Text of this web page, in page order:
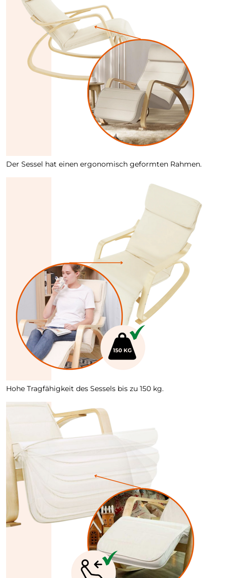
Der Sessel hat einen ergonomisch geformten Rahmen.
Hohe Tragfähigkeit des Sessels bis zu 150 kg.